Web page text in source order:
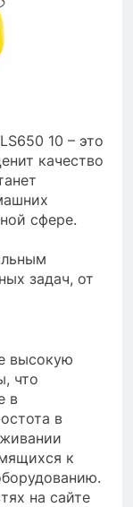
10 – это
качество
сфере.
задач, от
высокую
что
в
в
к
на сайте